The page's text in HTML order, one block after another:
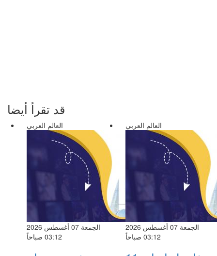
قد تقرأ أيضا
العالم العربي
الجمعة 07 أغسطس 2026
03:12 صباحاً
العالم العربي
الجمعة 07 أغسطس 2026
03:12 صباحاً